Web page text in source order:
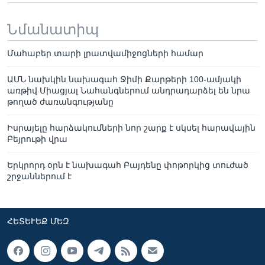
Նմանատիպ
Մահաբեր տարի լրատվամիջոցների համար
ԱՄՆ նախկին նախագահ Ջիմի Քարթերի 100-ամյակի
առթիվ Միացյալ Նահանգներում անդրադարձել են նրա
թողած ժառանգությանը
Իսրայելը հարձակումների նոր շարք է սկսել հարավային
Բեյրութի վրա
Երկրորդ օրն է նախագահ Բայդենը փոթորկից տուժած
շրջաններում է
ՀԵՏԵՒԵՔ ՄԵԶ